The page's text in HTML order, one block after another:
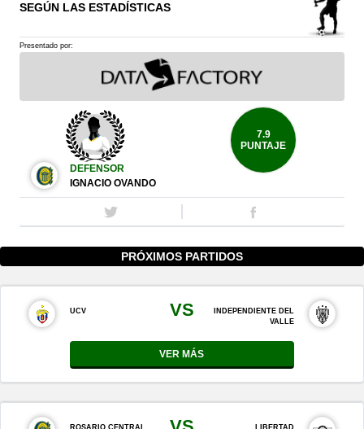
SEGÚN LAS ESTADÍSTICAS
Presentado por:
DEFENSOR
IGNACIO OVANDO
7.9
PUNTAJE
PRÓXIMOS PARTIDOS
UCV VS
INDEPENDIENTE DEL
VALLE
VER MÁS